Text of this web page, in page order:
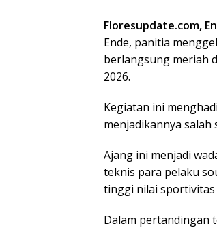
Floresupdate.com,
Ende, panitia
berlangsung meriah
2026.
Kegiatan ini
menjadikannya
Ajang ini menjadi
teknis para pelaku
tinggi nilai
Dalam pertandingan